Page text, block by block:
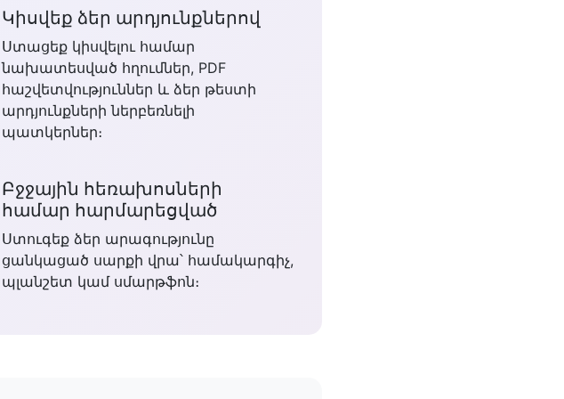
Կիսվեք ձեր արդյունքներով
Ստացեք կիսվելու համար
նախատեսված հղումներ, PDF
հաշվետվություններ և ձեր թեստի
արդյունքների ներբեռնելի
պատկերներ։
Բջջային հեռախոսների
համար հարմարեցված
Ստուգեք ձեր արագությունը
ցանկացած սարքի վրա՝ համակարգիչ,
պլանշետ կամ սմարթֆոն։